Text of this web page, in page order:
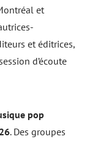
et
et éditrices,
d’écoute
pop
. Des groupes